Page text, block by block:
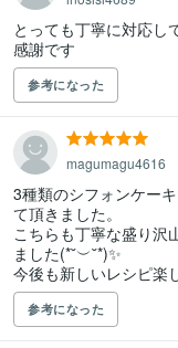
とっても丁寧に対応し
感謝です
参考になった
magumagu4616
3種類のシフォンケー
て頂きました。
こちらも丁寧な盛り沢
ました(*˘︶˘*)✨
今後も新しいレシピ楽
参考になった